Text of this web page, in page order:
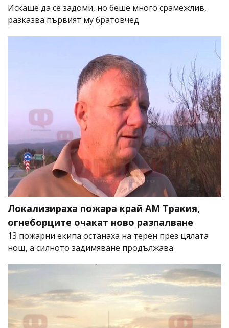
Искаше да се задоми, но беше много срамежлив,
разказва първият му братовчед
Локализираха пожара край АМ Тракия,
огнеборците очакат ново разпалване
13 пожарни екипа останаха на терен през цялата
нощ, а силното задимяване продължава